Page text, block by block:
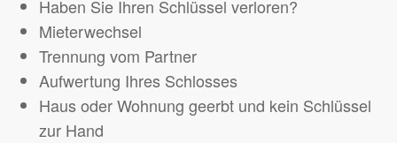
Haben Sie Ihren Schlüssel verloren?
Mieterwechsel
Trennung vom Partner
Aufwertung Ihres Schlosses
Haus oder Wohnung geerbt und kein Schlüssel
zur Hand